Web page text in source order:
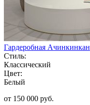
Гардеробная Ачинкинкан
Стиль:
Классический
Цвет:
Белый
от 150 000 руб.